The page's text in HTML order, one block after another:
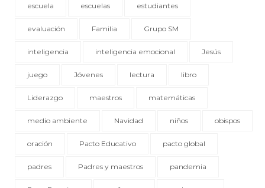
escuela escuelas estudiantes
evaluación Familia Grupo SM
inteligencia inteligencia emocional Jesús
juego Jóvenes lectura libro
Liderazgo maestros matemáticas
medio ambiente Navidad niños obispos
oración Pacto Educativo pacto global
padres Padres y maestros pandemia